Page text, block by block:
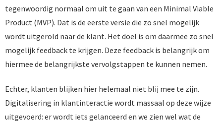
tegenwoordig normaal om uit te gaan van een Minimal Viable
Product (MVP). Dat is de eerste versie die zo snel mogelijk
wordt uitgerold naar de klant. Het doel is om daarmee zo snel
mogelijk feedback te krijgen. Deze feedback is belangrijk om
hiermee de belangrijkste vervolgstappen te kunnen nemen.
Echter, klanten blijken hier helemaal niet blij mee te zijn.
Digitalisering in klantinteractie wordt massaal op deze wijze
uitgevoerd: er wordt iets gelanceerd en we zien wel wat de